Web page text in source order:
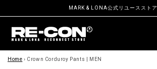
ツ
に
進
む
MARK & LONA公式リユースストア
Home › Crown Corduroy Pants | MEN
商
品
情